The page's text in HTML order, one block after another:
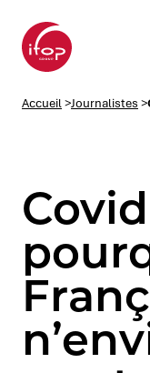
submenu
submenu
Accueil>Journalistes >